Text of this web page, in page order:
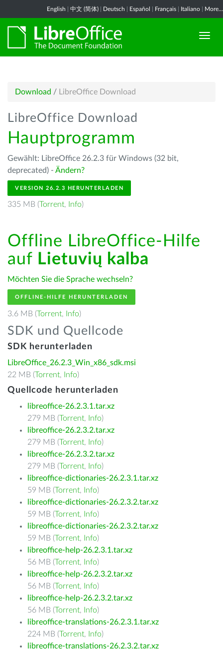
English 中文 (简体) Deutsch Español Français Italiano More...
Download / LibreOffice Download
LibreOffice Download
Hauptprogramm
Gewählt: LibreOffice 26.2.3 für Windows (32 bit,
deprecated) - Ändern?
VERSION 26.2.3 HERUNTERLADEN
335 MB (Torrent, Info)
Offline LibreOffice-Hilfe
auf Lietuvių kalba
Möchten Sie die Sprache wechseln?
OFFLINE-HILFE HERUNTERLADEN
3.6 MB (Torrent, Info)
SDK und Quellcode
SDK herunterladen
LibreOffice_26.2.3_Win_x86_sdk.msi
22 MB (Torrent, Info)
Quellcode herunterladen
libreoffice-26.2.3.1.tar.xz
279 MB (Torrent, Info)
libreoffice-26.2.3.2.tar.xz
279 MB (Torrent, Info)
libreoffice-26.2.3.2.tar.xz
279 MB (Torrent, Info)
libreoffice-dictionaries-26.2.3.1.tar.xz
59 MB (Torrent, Info)
libreoffice-dictionaries-26.2.3.2.tar.xz
59 MB (Torrent, Info)
libreoffice-dictionaries-26.2.3.2.tar.xz
59 MB (Torrent, Info)
libreoffice-help-26.2.3.1.tar.xz
56 MB (Torrent, Info)
libreoffice-help-26.2.3.2.tar.xz
56 MB (Torrent, Info)
libreoffice-help-26.2.3.2.tar.xz
56 MB (Torrent, Info)
libreoffice-translations-26.2.3.1.tar.xz
224 MB (Torrent, Info)
libreoffice-translations-26.2.3.2.tar.xz